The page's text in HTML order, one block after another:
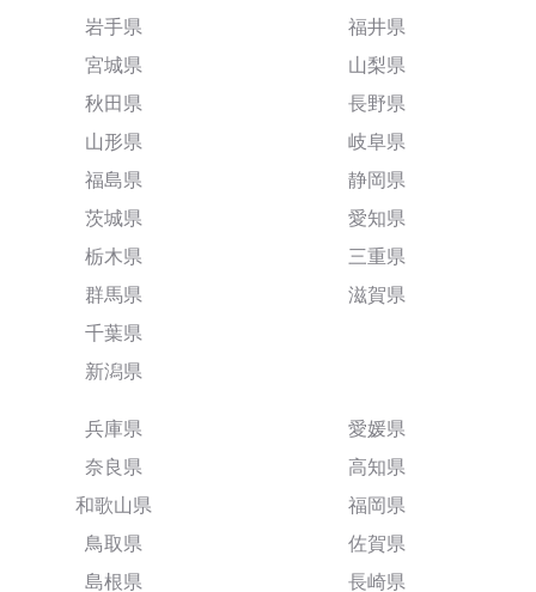
岩手県
宮城県
秋田県
山形県
福島県
茨城県
栃木県
群馬県
千葉県
新潟県
福井県
山梨県
長野県
岐阜県
静岡県
愛知県
三重県
滋賀県
兵庫県
奈良県
和歌山県
鳥取県
島根県
愛媛県
高知県
福岡県
佐賀県
長崎県